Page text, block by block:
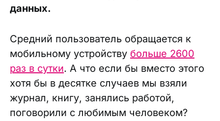
данных.
Средний пользователь обращается к
мобильному устройству больше 2600
раз в сутки. А что если бы вместо этого
хотя бы в десятке случаев мы взяли
журнал, книгу, занялись работой,
поговорили с любимым человеком?